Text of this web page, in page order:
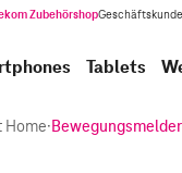
Zubehörshop(Wird in einem
Tablets
Home·Bewegungsmelder